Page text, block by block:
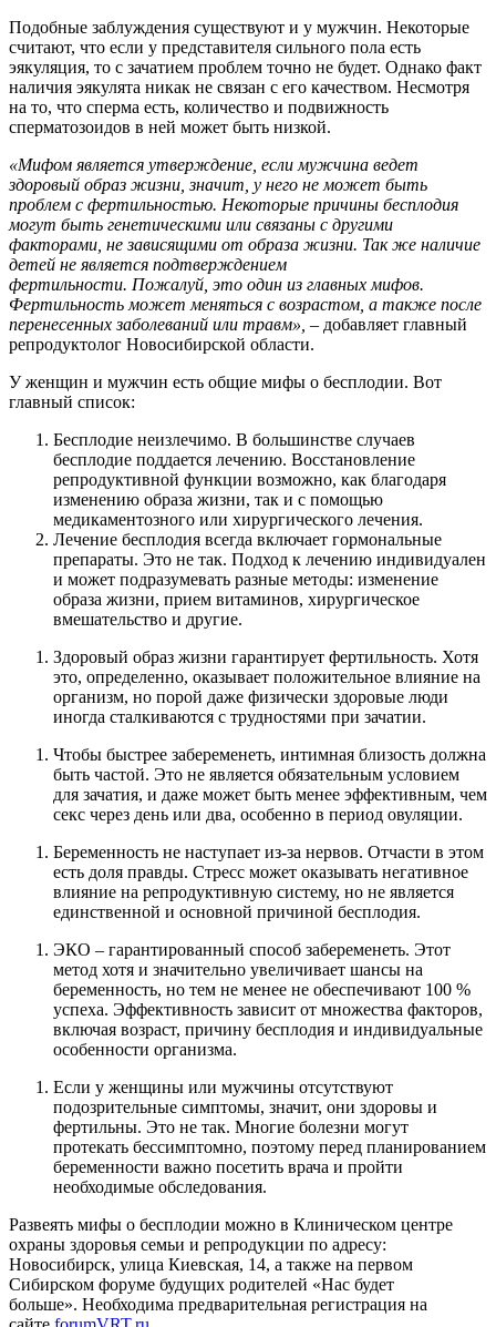
Подобные заблуждения существуют и у мужчин. Некоторые
считают, что если у представителя сильного пола есть
эякуляция, то с зачатием проблем точно не будет. Однако факт
наличия эякулята никак не связан с его качеством. Несмотря
на то, что сперма есть, количество и подвижность
сперматозоидов в ней может быть низкой.
«Мифом является утверждение, если мужчина ведет
здоровый образ жизни, значит, у него не может быть
проблем с фертильностью. Некоторые причины бесплодия
могут быть генетическими или связаны с другими
факторами, не зависящими от образа жизни. Так же наличие
детей не является подтверждением
фертильности. Пожалуй, это один из главных мифов.
Фертильность может меняться с возрастом, а также после
перенесенных заболеваний или травм», – добавляет главный
репродуктолог Новосибирской области.
У женщин и мужчин есть общие мифы о бесплодии. Вот
главный список:
Бесплодие неизлечимо. В большинстве случаев
бесплодие поддается лечению. Восстановление
репродуктивной функции возможно, как благодаря
изменению образа жизни, так и с помощью
медикаментозного или хирургического лечения.
Лечение бесплодия всегда включает гормональные
препараты. Это не так. Подход к лечению индивидуален
и может подразумевать разные методы: изменение
образа жизни, прием витаминов, хирургическое
вмешательство и другие.
Здоровый образ жизни гарантирует фертильность. Хотя
это, определенно, оказывает положительное влияние на
организм, но порой даже физически здоровые люди
иногда сталкиваются с трудностями при зачатии.
Чтобы быстрее забеременеть, интимная близость должна
быть частой. Это не является обязательным условием
для зачатия, и даже может быть менее эффективным, чем
секс через день или два, особенно в период овуляции.
Беременность не наступает из-за нервов. Отчасти в этом
есть доля правды. Стресс может оказывать негативное
влияние на репродуктивную систему, но не является
единственной и основной причиной бесплодия.
ЭКО – гарантированный способ забеременеть. Этот
метод хотя и значительно увеличивает шансы на
беременность, но тем не менее не обеспечивают 100 %
успеха. Эффективность зависит от множества факторов,
включая возраст, причину бесплодия и индивидуальные
особенности организма.
Если у женщины или мужчины отсутствуют
подозрительные симптомы, значит, они здоровы и
фертильны. Это не так. Многие болезни могут
протекать бессимптомно, поэтому перед планированием
беременности важно посетить врача и пройти
необходимые обследования.
Развеять мифы о бесплодии можно в Клиническом центре
охраны здоровья семьи и репродукции по адресу:
Новосибирск, улица Киевская, 14, а также на первом
Сибирском форуме будущих родителей «Нас будет
больше». Необходима предварительная регистрация на